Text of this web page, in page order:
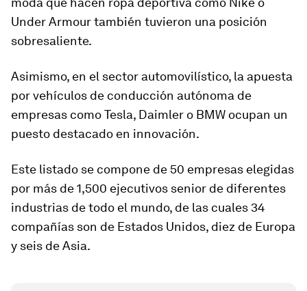
Under Armour también tuvieron una posición
sobresaliente.
Asimismo, en el sector automovilístico, la apuesta
por vehículos de conducción autónoma de
empresas como Tesla, Daimler o BMW ocupan un
puesto destacado en innovación.
Este listado se compone de 50 empresas elegidas
por más de 1,500 ejecutivos senior de diferentes
industrias de todo el mundo, de las cuales 34
compañías son de Estados Unidos, diez de Europa
y seis de Asia.